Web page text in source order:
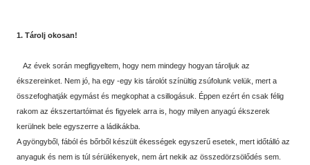
1. Tárolj okosan!
Az évek során megfigyeltem, hogy nem mindegy hogyan tároljuk az
ékszereinket. Nem jó, ha egy -egy kis tárolót színültig zsúfolunk velük, mert a
összefoghatják egymást és megkophat a csillogásuk. Éppen ezért én csak félig
rakom az ékszertartóimat és figyelek arra is, hogy milyen anyagú ékszerek
kerülnek bele egyszerre a ládikákba.
A gyöngyből, fából és bőrből készült ékességek egyszerű esetek, mert időtálló az
anyaguk és nem is túl sérülékenyek, nem árt nekik az összedörzsölődés sem.